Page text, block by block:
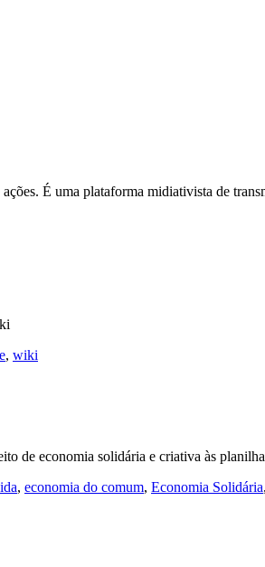
É uma plataforma midiativista de
, wiki
de economia solidária e criativa às
, economia do comum, Economia Solidária,